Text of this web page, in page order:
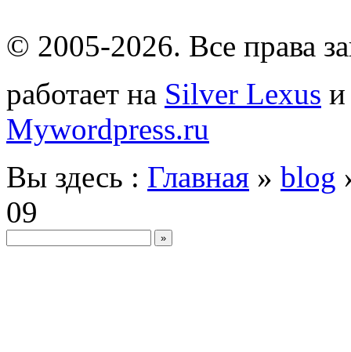
© 2005-2026. Все права
работает на Silver Lexus
Mywordpress.ru
Вы здесь : Главная » blog
09